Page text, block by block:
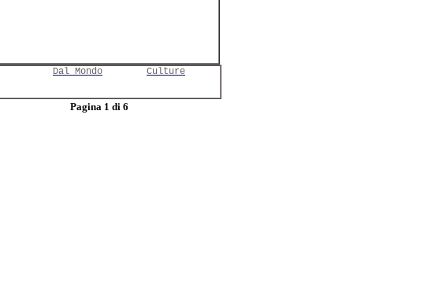
Dal Mondo Culture
Pagina 1 di 6